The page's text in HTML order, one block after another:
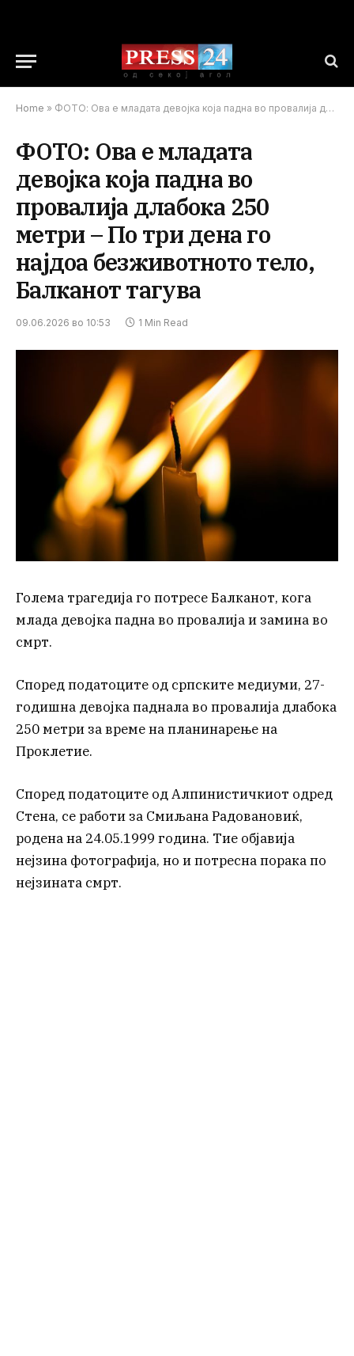
Home » ФОТО: Ова е младата девојка која падна во провалија длабока 250 метри – По три дена го најдоа безживотното тело, Балканот тагува
ФОТО: Ова е младата
девојка која падна во
провалија длабока 250
метри – По три дена го
најдоа безживотното тело,
Балканот тагува
09.06.2026 во 10:53 1 Min Read
Голема трагедија го потресе Балканот, кога
млада девојка падна во провалија и замина во
смрт.
Според податоците од српските медиуми, 27-
годишна девојка паднала во провалија длабока
250 метри за време на планинарење на
Проклетие.
Според податоците од Алпинистичкиот одред
Стена, се работи за Смиљана Радовановиќ,
родена на 24.05.1999 година. Тие објавија
нејзина фотографија, но и потресна порака по
нејзината смрт.